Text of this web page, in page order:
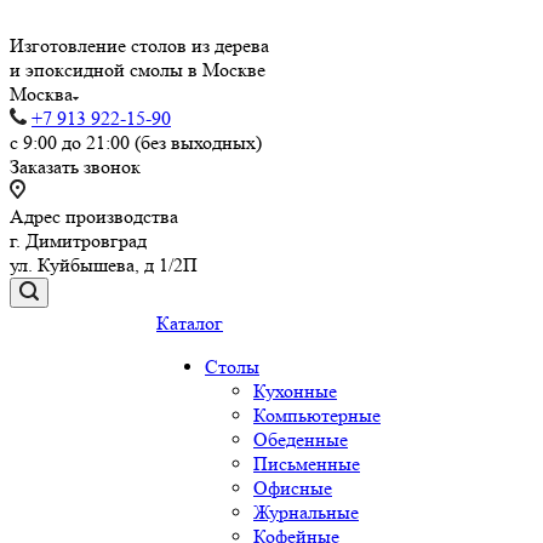
Изготовление столов из дерева
и эпоксидной смолы в Москве
Москва
+7 913 922-15-90
с 9:00 до 21:00 (без выходных)
Заказать звонок
Адрес производства
г. Димитровград
ул. Куйбышева, д 1/2П
Каталог
Столы
Кухонные
Компьютерные
Обеденные
Письменные
Офисные
Журнальные
Кофейные